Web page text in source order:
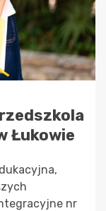
Łukowie
nr